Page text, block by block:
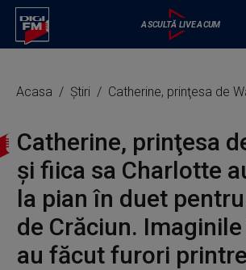
Acasa Știri Catherine, prinţesa de Wales, şi fiica sa Charlotte au cântat la pian în duet pentru
Catherine, prinţesa
şi fiica sa Charlotte
la pian în duet
de Crăciun.
au făcut furori